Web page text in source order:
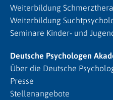
Weiterbildung
Weiterbildung
Seminare Kinder- und
Deutsche Psychologen
Über die Deutsche
Presse
Stellenangebote